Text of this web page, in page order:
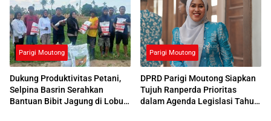
Parigi Moutong
Dukung Produktivitas Petani,
Selpina Basrin Serahkan
Bantuan Bibit Jagung di Lobu
Parigi Moutong
DPRD Parigi Moutong Siapkan
Tujuh Ranperda Prioritas
dalam Agenda Legislasi Tahun